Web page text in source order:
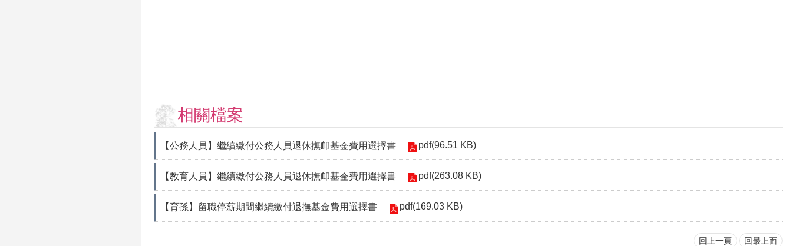
相關檔案
【公務人員】繼續繳付公務人員退休撫卹基金費用選擇書 pdf(96.51 KB)
【教育人員】繼續繳付公務人員退休撫卹基金費用選擇書 pdf(263.08 KB)
【育孫】留職停薪期間繼續繳付退撫基金費用選擇書 pdf(169.03 KB)
回上一頁 回最上面